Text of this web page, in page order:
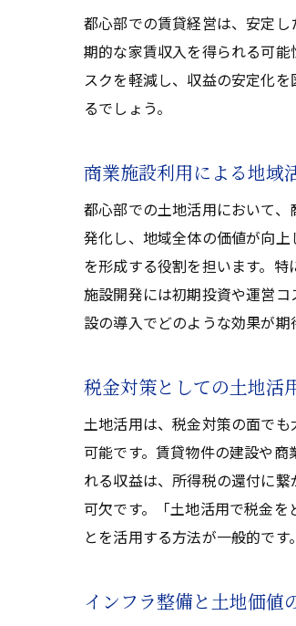
都心部での賃貸経営は、安定
期的な家賃収入を得られる可
スクを軽減し、収益の安定化
るでしょう。
商業施設利用による地域
都心部での土地活用において
発化し、地域全体の価値が向
を形成する役割を担います。
施設開発には初期投資や運営
設の導入でどのような効果が
税金対策としての土地活
土地活用は、税金対策の面で
可能です。賃貸物件の建設や
れる収益は、所得税の還付に
可欠です。「土地活用で税金
とを活用する方法が一般的です。
インフラ整備と土地価値